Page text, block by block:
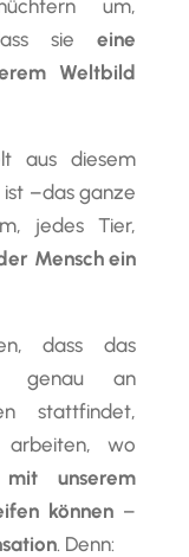
um,
sieeine
Weltbild
aus diesem
–das ganze
jedes Tier,
Mensch ein
dass das
genau an
stattfindet,
wo
unserem
können –
. Denn: